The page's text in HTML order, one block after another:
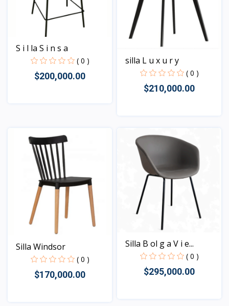
S i l la S i n s a
( 0 )
$200,000.00
silla L u x u r y
( 0 )
$210,000.00
Silla Windsor
( 0 )
$170,000.00
Silla B ol g a V i e...
( 0 )
$295,000.00